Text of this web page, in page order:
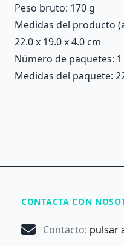
Peso bruto: 170 g
Medidas del producto
22.0 x 19.0 x 4.0 cm
Número de paquetes: 1
Medidas del paquete:
CONTACTA CON
Contacto: pulsar